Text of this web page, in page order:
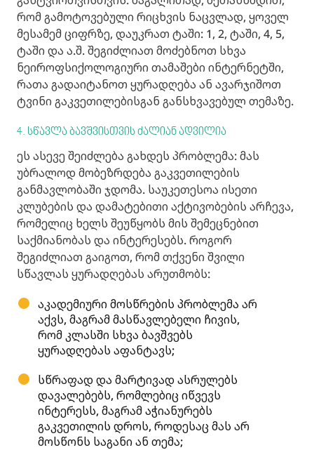
რომ გამოტოვებული რიცხვის ნაცვლად, ყოველ
მესამემ ციფრზე, დაუკრათ ტაში: 1, 2, ტაში, 4, 5,
ტაში და ა.შ. შეგიძლიათ მოძებნოთ სხვა
ნეიროფსიქოლოგიური თამაშები ინტერნეტში,
რათა გადაიტანოთ ყურადღება ან ავარჯიშოთ
ტვინი გაკვეთილებისგან განსხვავებულ თემაზე.
4. სწავლა ბავშვისთვის ძალიან ადვილია
ეს ასევე შეიძლება გახდეს პრობლემა: მას
უბრალოდ მობეზრდება გაკვეთილების
განმავლობაში ჯდომა. საუკეთესოა ისეთი
კლუბების და დამატებითი აქტივობების არჩევა,
რომელიც ხელს შეუწყობს მის შემეცნებით
საქმიანობას და ინტერესებს. როგორ
შეგიძლიათ გაიგოთ, რომ თქვენი შვილი
სწავლას ყურადღებას არუთმობს:
აკადემიური მოსწრების პრობლემა არ
აქვს, მაგრამ მასწავლებელი ჩივის,
რომ კლასში სხვა ბავშვებს
ყურადღებას აფანტავს;
სწრაფად და მარტივად ასრულებს
დავალებებს, რომლებიც იწვევს
ინტერესს, მაგრამ აჭიანურებს
გაკვეთილის დროს, როდესაც მას არ
მოსწონს საგანი ან თემა;